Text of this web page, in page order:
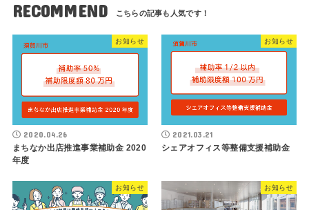
RECOMMEND
お知らせ
2020.04.26
まちなか出店推進事業補助金 2020
年度
お知らせ
2021.03.21
シェアオフィス等整備支援補助金
お知らせ お知らせ